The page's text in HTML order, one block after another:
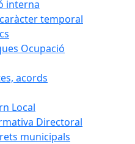
interna
temporal
Ocupació
acords
Local
Directoral
municipals